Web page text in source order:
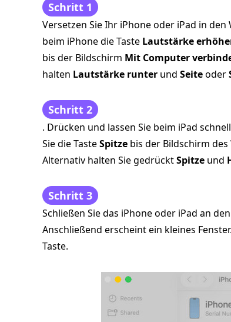
Schritt 1
Versetzen Sie Ihr iPhone oder iPad in
beim iPhone die Taste Lautstärke
bis der Bildschirm Mit Computer
halten Lautstärke runter und Seiteoder
Schritt 2
. Drücken und lassen Sie beim iPad
Sie die TasteSpitze bis der Bildschirm
Alternativ halten Sie gedrücktSpitze und
Schritt 3
Schließen Sie das iPhone oder iPad an
Anschließend erscheint ein kleines
Taste.